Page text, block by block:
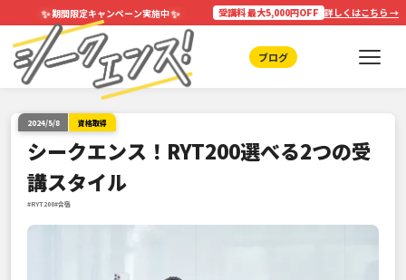
✨期間限定キャンペーン実施中✨ 受講料 最大5,000円OFF 詳しくはこちら →
ブログ
2024/5/8 資格取得
シークエンス！RYT200選べる2つの受
講スタイル
#RYT200#合宿